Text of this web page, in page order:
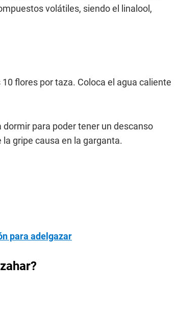
volátiles, siendo el linalool,
10 flores por taza. Coloca el agua caliente
dormir para poder tener un descanso
gripe causa en la garganta.
para adelgazar